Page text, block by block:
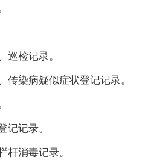
检记录。
染病疑似症状登记记录。
记录。
消毒记录。